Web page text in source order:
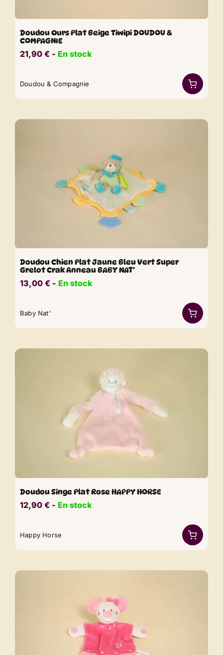
Doudou Ours Plat Beige Tiwipi DOUDOU &
COMPAGNIE
21,90 € ​​ - En stock
Doudou & Compagnie
Doudou Chien Plat Jaune Bleu Vert Super
Grelot Crak Anneau BABY NAT’
13,00 € ​​ - En stock
Baby Nat'
Doudou Singe Plat Rose HAPPY HORSE
12,90 € ​​ - En stock
Happy Horse